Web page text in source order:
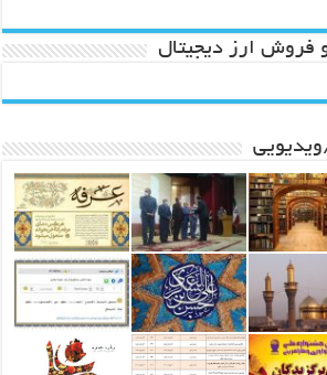
فروش ارز دیجیتال